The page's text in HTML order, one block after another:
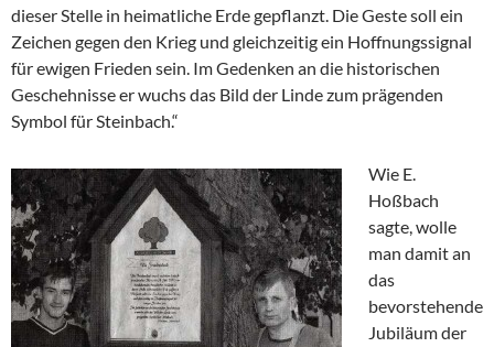
dieser Stelle in heimatliche Erde gepflanzt. Die Geste soll ein
Zeichen gegen den Krieg und gleichzeitig ein Hoffnungssignal
für ewigen Frieden sein. Im Gedenken an die historischen
Geschehnisse er wuchs das Bild der Linde zum prägenden
Symbol für Steinbach.“
Wie E.
Hoßbach
sagte, wolle
man damit an
das
bevorstehende
Jubiläum der